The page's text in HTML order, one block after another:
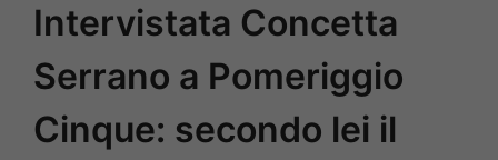
Intervistata Concetta
Serrano a Pomeriggio
Cinque: secondo lei il